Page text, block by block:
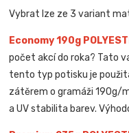
Vybrat lze ze 3 variant
Economy 190g
počet akcí do roka? Tato
tento typ potisku je
zátěrem o gramáži 190g/
a UV stabilita barev.